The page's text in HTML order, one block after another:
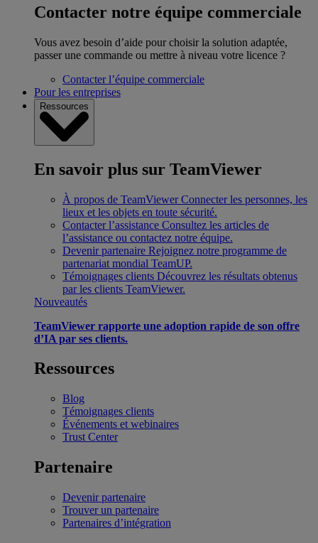
Contacter notre équipe commerciale
Vous avez besoin d’aide pour choisir la solution adaptée,
passer une commande ou mettre à niveau votre licence ?
Contacter l’équipe commerciale
Pour les entreprises
Ressources
En savoir plus sur TeamViewer
À propos de TeamViewer Connecter les personnes, les
lieux et les objets en toute sécurité.
Contacter l’assistance Consultez les articles de
l’assistance ou contactez notre équipe.
Devenir partenaire Rejoignez notre programme de
partenariat mondial TeamUP.
Témoignages clients Découvrez les résultats obtenus
par les clients TeamViewer.
Nouveautés
TeamViewer rapporte une adoption rapide de son offre
d’IA par ses clients.
Ressources
Blog
Témoignages clients
Événements et webinaires
Trust Center
Partenaire
Devenir partenaire
Trouver un partenaire
Partenaires d’intégration